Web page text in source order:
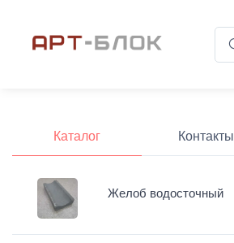
Каталог Контакты
Желоб водосточный